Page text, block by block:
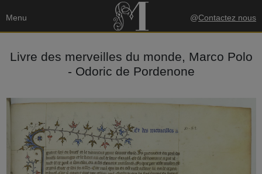
Menu @Contactez nous
Livre des merveilles du monde, Marco Polo
- Odoric de Pordenone